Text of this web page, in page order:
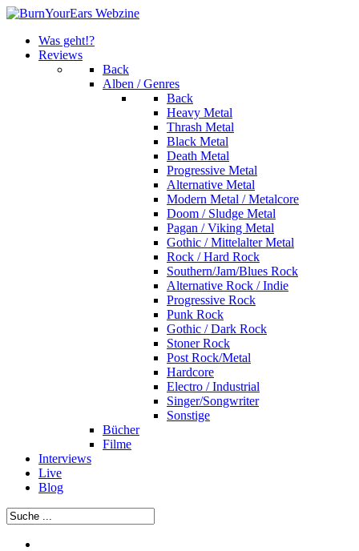
Was geht!?
Reviews
Back
Alben / Genres
Back
Heavy Metal
Thrash Metal
Black Metal
Death Metal
Progressive Metal
Alternative Metal
Modern Metal / Metalcore
Doom / Sludge Metal
Pagan / Viking Metal
Gothic / Mittelalter Metal
Rock / Hard Rock
Southern/Jam/Blues Rock
Alternative Rock / Indie
Progressive Rock
Punk Rock
Gothic / Dark Rock
Stoner Rock
Post Rock/Metal
Hardcore
Electro / Industrial
Singer/Songwriter
Sonstige
Bücher
Filme
Interviews
Live
Blog